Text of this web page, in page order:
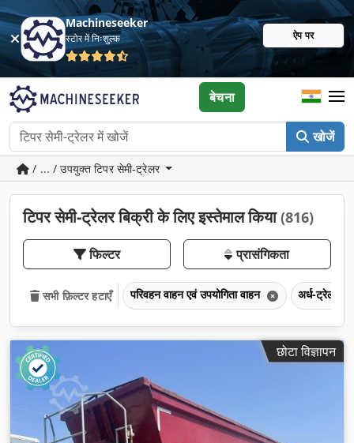
Machineseeker
स्टोर में निःशुल्क ऐप पर
खोजें
बेचना
/ ... / उपयुक्त टिपर सेमी-ट्रेलर
टिपर सेमी-ट्रेलर बिक्री के लिए इस्तेमाल किया(816)
फिल्टर प्रासंगिकता
सभी फ़िल्टर हटाएँ परिवहन वाहन एवं उपयोगिता वाहन अर्ध-ट्रेलर
छोटा विज्ञापन